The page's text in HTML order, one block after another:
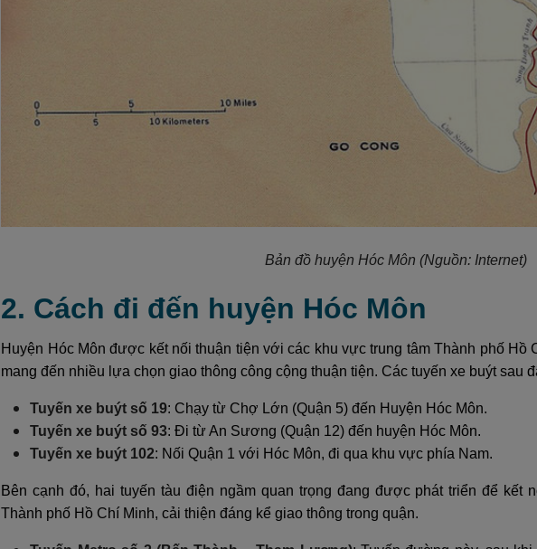
Bản đồ huyện Hóc Môn (Nguồn: Internet)
2. Cách đi đến huyện Hóc Môn
Huyện Hóc Môn được kết nối thuận tiện với các khu vực trung tâm Thành phố Hồ
mang đến nhiều lựa chọn giao thông công cộng thuận tiện. Các tuyến xe buýt sau
Tuyến xe buýt số 19: Chạy từ Chợ Lớn (Quận 5) đến Huyện Hóc Môn.
Tuyến xe buýt số 93: Đi từ An Sương (Quận 12) đến huyện Hóc Môn.
Tuyến xe buýt 102: Nối Quận 1 với Hóc Môn, đi qua khu vực phía Nam.
Bên cạnh đó, hai tuyến tàu điện ngầm quan trọng đang được phát triển để kết
Thành phố Hồ Chí Minh, cải thiện đáng kể giao thông trong quận.